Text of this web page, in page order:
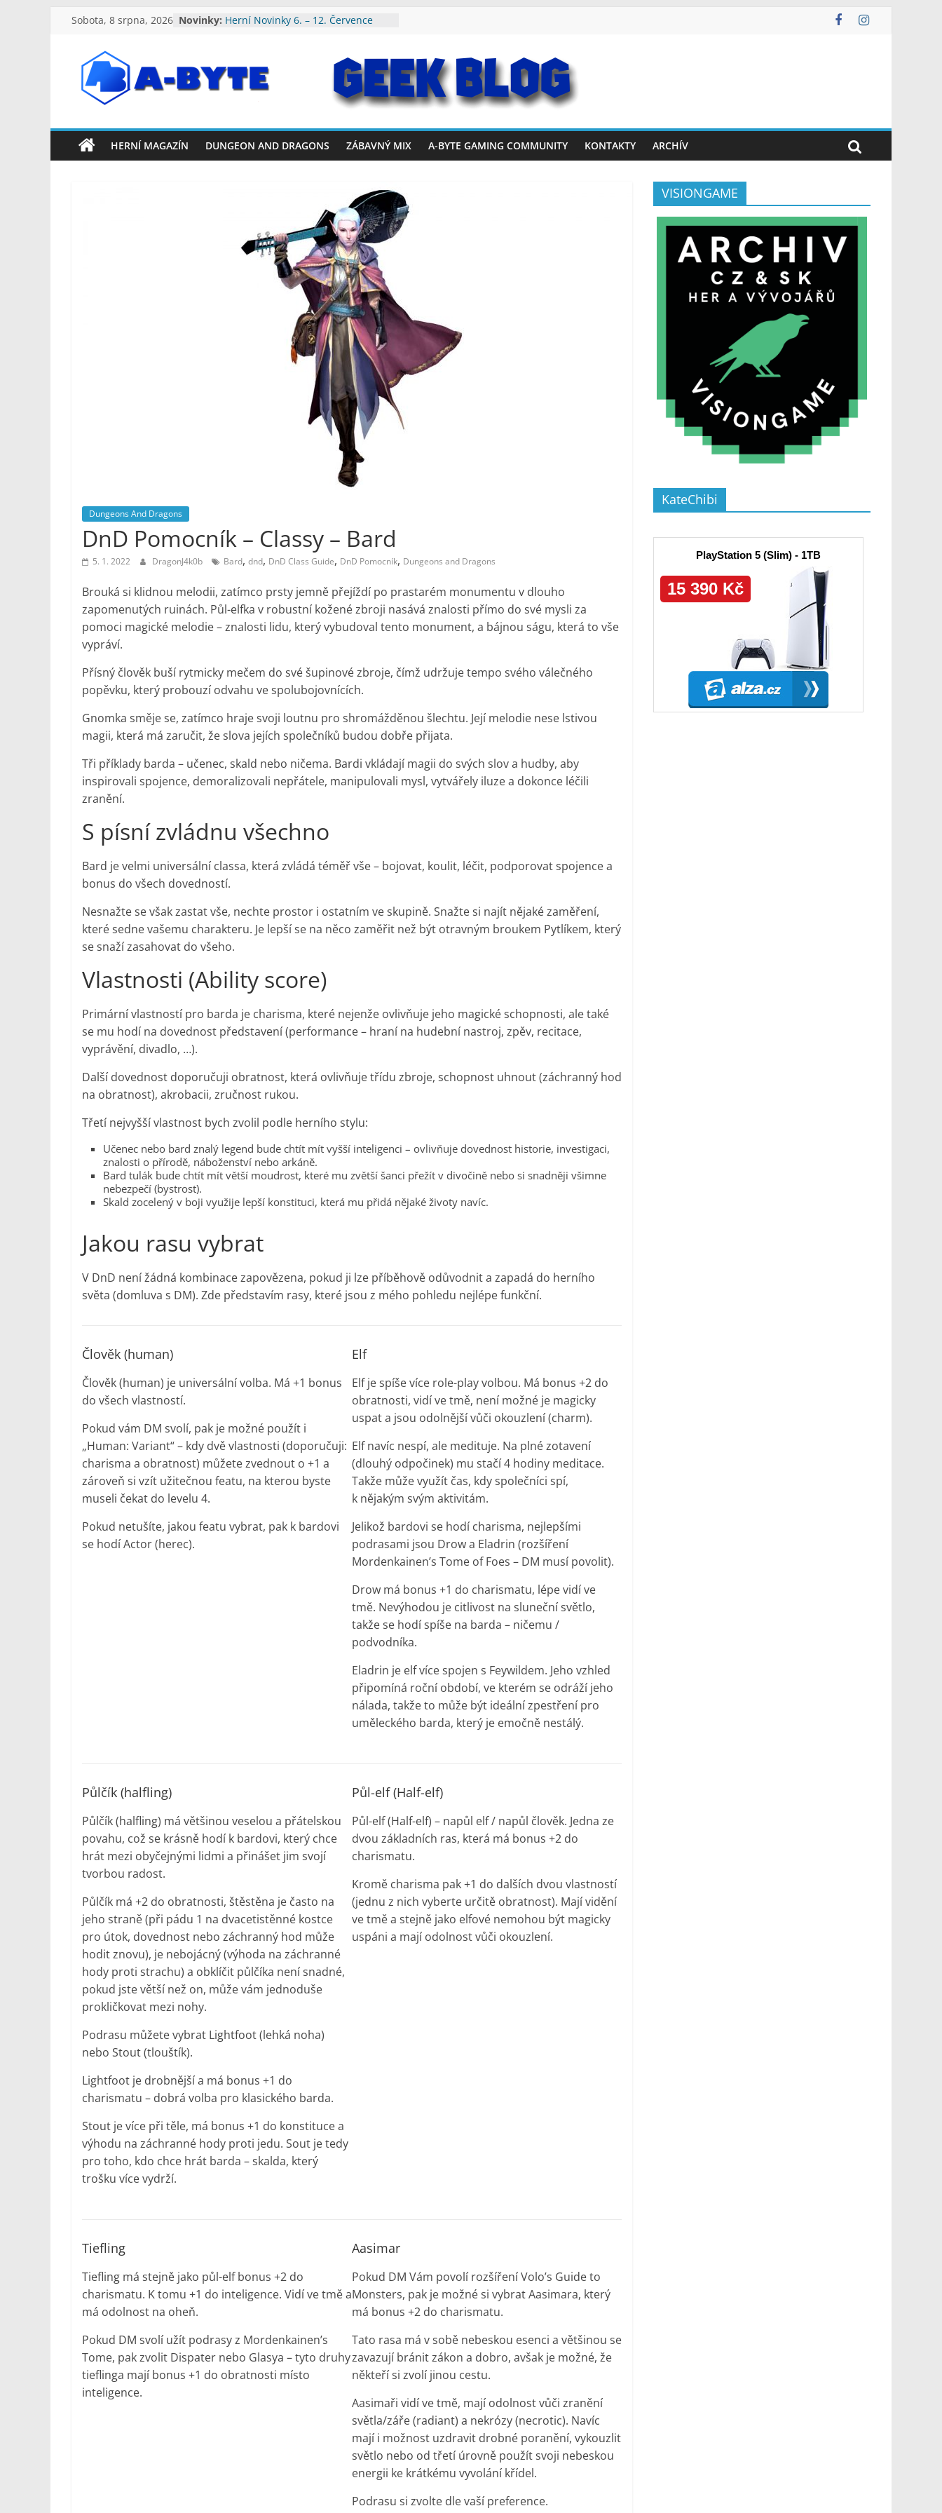
Přeskočit
Sobota, 8 srpna, 2026 Novinky: Herní Novinky 6. – 12. Července
Herní Novinky 27. Července – 2.
Srpna 2026
Herní Novinky 20. – 26. Července
2026
A-
Byte:
Geek
HERNÍ MAGAZÍN DUNGEON AND DRAGONS ZÁBAVNÝ MIX A-BYTE GAMING COMMUNITY KONTAKTY ARCHÍV
Dungeons And Dragons
DnD Pomocník – Classy – Bard
5. 1. 2022 DragonJ4k0b Bard, dnd, DnD Class Guide, DnD Pomocník, Dungeons and Dragons
Brouká si klidnou melodii, zatímco prsty jemně přejíždí po prastarém monumentu v dlouho
zapomenutých ruinách. Půl-elfka v robustní kožené zbroji nasává znalosti přímo do své mysli za
pomoci magické melodie – znalosti lidu, který vybudoval tento monument, a bájnou ságu, která to vše
vypráví.
Přísný člověk buší rytmicky mečem do své šupinové zbroje, čímž udržuje tempo svého válečného
popěvku, který probouzí odvahu ve spolubojovnících.
Gnomka směje se, zatímco hraje svoji loutnu pro shromážděnou šlechtu. Její melodie nese lstivou
magii, která má zaručit, že slova jejích společníků budou dobře přijata.
Tři příklady barda – učenec, skald nebo ničema. Bardi vkládají magii do svých slov a hudby, aby
inspirovali spojence, demoralizovali nepřátele, manipulovali mysl, vytvářely iluze a dokonce léčili
zranění.
S písní zvládnu všechno
Bard je velmi universální classa, která zvládá téměř vše – bojovat, koulit, léčit, podporovat spojence a
bonus do všech dovedností.
Nesnažte se však zastat vše, nechte prostor i ostatním ve skupině. Snažte si najít nějaké zaměření,
které sedne vašemu charakteru. Je lepší se na něco zaměřit než být otravným broukem Pytlíkem, který
se snaží zasahovat do všeho.
Vlastnosti (Ability score)
Primární vlastností pro barda je charisma, které nejenže ovlivňuje jeho magické schopnosti, ale také
se mu hodí na dovednost představení (performance – hraní na hudební nastroj, zpěv, recitace,
vyprávění, divadlo, …).
Další dovednost doporučuji obratnost, která ovlivňuje třídu zbroje, schopnost uhnout (záchranný hod
na obratnost), akrobacii, zručnost rukou.
Třetí nejvyšší vlastnost bych zvolil podle herního stylu:
Učenec nebo bard znalý legend bude chtít mít vyšší inteligenci – ovlivňuje dovednost historie, investigaci,
znalosti o přírodě, náboženství nebo arkáně.
Bard tulák bude chtít mít větší moudrost, které mu zvětší šanci přežít v divočině nebo si snadněji všimne
nebezpečí (bystrost).
Skald zocelený v boji využije lepší konstituci, která mu přidá nějaké životy navíc.
Jakou rasu vybrat
V DnD není žádná kombinace zapovězena, pokud ji lze příběhově odůvodnit a zapadá do herního
světa (domluva s DM). Zde představím rasy, které jsou z mého pohledu nejlépe funkční.
Člověk (human)
Člověk (human) je universální volba. Má +1 bonus
do všech vlastností.
Pokud vám DM svolí, pak je možné použít i
„Human: Variant“ – kdy dvě vlastnosti (doporučuji:
charisma a obratnost) můžete zvednout o +1 a
zároveň si vzít užitečnou featu, na kterou byste
museli čekat do levelu 4.
Pokud netušíte, jakou featu vybrat, pak k bardovi
se hodí Actor (herec).
Elf
Elf je spíše více role-play volbou. Má bonus +2 do
obratnosti, vidí ve tmě, není možné je magicky
uspat a jsou odolnější vůči okouzlení (charm).
Elf navíc nespí, ale medituje. Na plné zotavení
(dlouhý odpočinek) mu stačí 4 hodiny meditace.
Takže může využít čas, kdy společníci spí,
k nějakým svým aktivitám.
Jelikož bardovi se hodí charisma, nejlepšími
podrasami jsou Drow a Eladrin (rozšíření
Mordenkainen’s Tome of Foes – DM musí povolit).
Drow má bonus +1 do charismatu, lépe vidí ve
tmě. Nevýhodou je citlivost na sluneční světlo,
takže se hodí spíše na barda – ničemu /
podvodníka.
Eladrin je elf více spojen s Feywildem. Jeho vzhled
připomíná roční období, ve kterém se odráží jeho
nálada, takže to může být ideální zpestření pro
uměleckého barda, který je emočně nestálý.
Půlčík (halfling)
Půlčík (halfling) má většinou veselou a přátelskou
povahu, což se krásně hodí k bardovi, který chce
hrát mezi obyčejnými lidmi a přinášet jim svojí
tvorbou radost.
Půlčík má +2 do obratnosti, štěstěna je často na
jeho straně (při pádu 1 na dvacetistěnné kostce
pro útok, dovednost nebo záchranný hod může
hodit znovu), je nebojácný (výhoda na záchranné
hody proti strachu) a obklíčit půlčíka není snadné,
pokud jste větší než on, může vám jednoduše
prokličkovat mezi nohy.
Podrasu můžete vybrat Lightfoot (lehká noha)
nebo Stout (tlouštík).
Lightfoot je drobnější a má bonus +1 do
charismatu – dobrá volba pro klasického barda.
Stout je více při těle, má bonus +1 do konstituce a
výhodu na záchranné hody proti jedu. Sout je tedy
pro toho, kdo chce hrát barda – skalda, který
trošku více vydrží.
Půl-elf (Half-elf)
Půl-elf (Half-elf) – napůl elf / napůl člověk. Jedna ze
dvou základních ras, která má bonus +2 do
charismatu.
Kromě charisma pak +1 do dalších dvou vlastností
(jednu z nich vyberte určitě obratnost). Mají vidění
ve tmě a stejně jako elfové nemohou být magicky
uspáni a mají odolnost vůči okouzlení.
Tiefling
Tiefling má stejně jako půl-elf bonus +2 do
charismatu. K tomu +1 do inteligence. Vidí ve tmě a
má odolnost na oheň.
Pokud DM svolí užít podrasy z Mordenkainen’s
Tome, pak zvolit Dispater nebo Glasya – tyto druhy
tieflinga mají bonus +1 do obratnosti místo
inteligence.
Aasimar
Pokud DM Vám povolí rozšíření Volo’s Guide to
Monsters, pak je možné si vybrat Aasimara, který
má bonus +2 do charismatu.
Tato rasa má v sobě nebeskou esenci a většinou se
zavazují bránit zákon a dobro, avšak je možné, že
někteří si zvolí jinou cestu.
Aasimaři vidí ve tmě, mají odolnost vůči zranění
světla/záře (radiant) a nekrózy (necrotic). Navíc
mají i možnost uzdravit drobné poranění, vykouzlit
světlo nebo od třetí úrovně použít svoji nebeskou
energii ke krátkému vyvolání křídel.
Podrasu si zvolte dle vaší preference.
VISIONGAME
KateChibi